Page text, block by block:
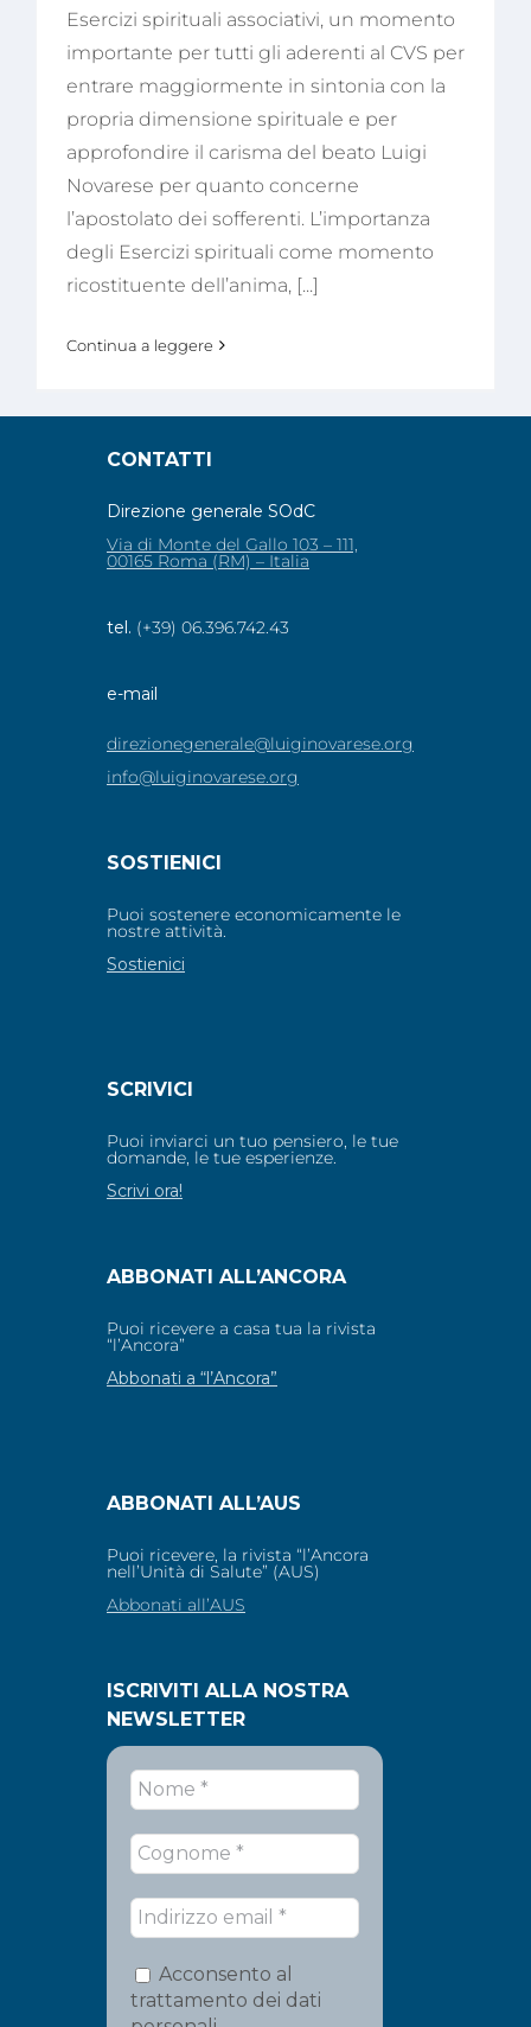
Esercizi spirituali associativi, un momento
importante per tutti gli aderenti al CVS per
entrare maggiormente in sintonia con la
propria dimensione spirituale e per
approfondire il carisma del beato Luigi
Novarese per quanto concerne
l’apostolato dei sofferenti. L’importanza
degli Esercizi spirituali come momento
ricostituente dell’anima, [...]
Continua a leggere
CONTATTI
Direzione generale SOdC
Via di Monte del Gallo 103 – 111,
00165 Roma (RM) – Italia
tel. (+39) 06.396.742.43
e-mail
direzionegenerale@luiginovarese.org
info@luiginovarese.org
SOSTIENICI
Puoi sostenere economicamente le
nostre attività.
Sostienici
SCRIVICI
Puoi inviarci un tuo pensiero, le tue
domande, le tue esperienze.
Scrivi ora!
ABBONATI ALL’ANCORA
Puoi ricevere a casa tua la rivista
“l’Ancora”
Abbonati a “l’Ancora”
ABBONATI ALL’AUS
Puoi ricevere, la rivista “l’Ancora
nell’Unità di Salute” (AUS)
Abbonati all’AUS
ISCRIVITI ALLA NOSTRA
NEWSLETTER
Acconsento al
trattamento dei dati